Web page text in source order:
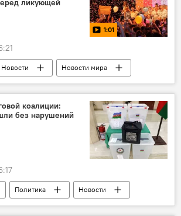
1:01
Новости
Новости мира
Видео ЖИЗНЬ
коалиции:
без нарушений
Политика Новости